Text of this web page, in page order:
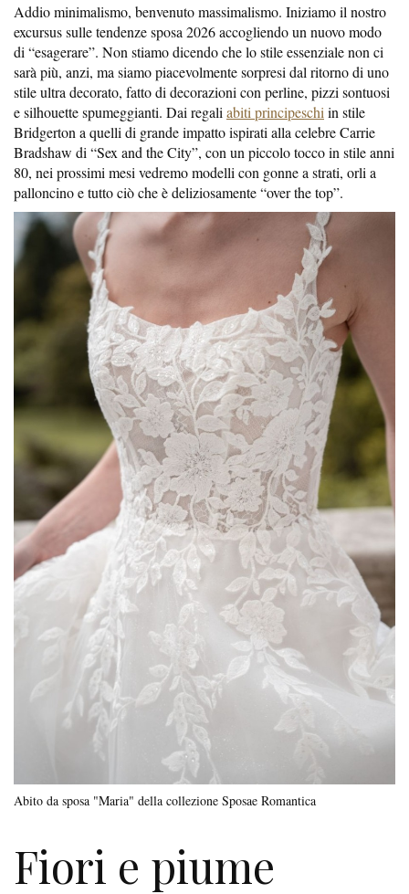
Addio minimalismo, benvenuto massimalismo. Iniziamo il nostro
excursus sulle tendenze sposa 2026 accogliendo un nuovo modo
di “esagerare”. Non stiamo dicendo che lo stile essenziale non ci
sarà più, anzi, ma siamo piacevolmente sorpresi dal ritorno di uno
stile ultra decorato, fatto di decorazioni con perline, pizzi sontuosi
e silhouette spumeggianti. Dai regaliabiti principeschiin stile
Bridgerton a quelli di grande impatto ispirati alla celebre Carrie
Bradshaw di “Sex and the City”, con un piccolo tocco in stile anni
80, nei prossimi mesi vedremo modelli con gonne a strati, orli a
palloncino e tutto ciò che è deliziosamente “over the top”.
Abito da sposa "Maria" della collezione Sposae Romantica
Fiori e piume